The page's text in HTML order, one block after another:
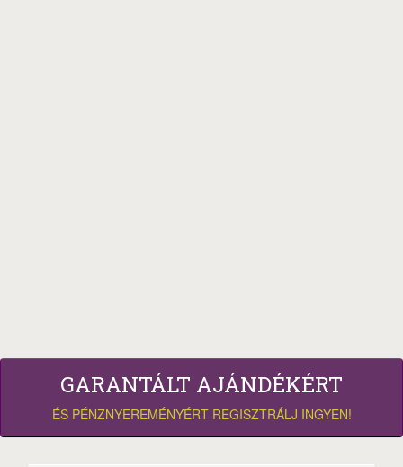
GARANTÁLT AJÁNDÉKÉRT
ÉS PÉNZNYEREMÉNYÉRT REGISZTRÁLJ INGYEN!